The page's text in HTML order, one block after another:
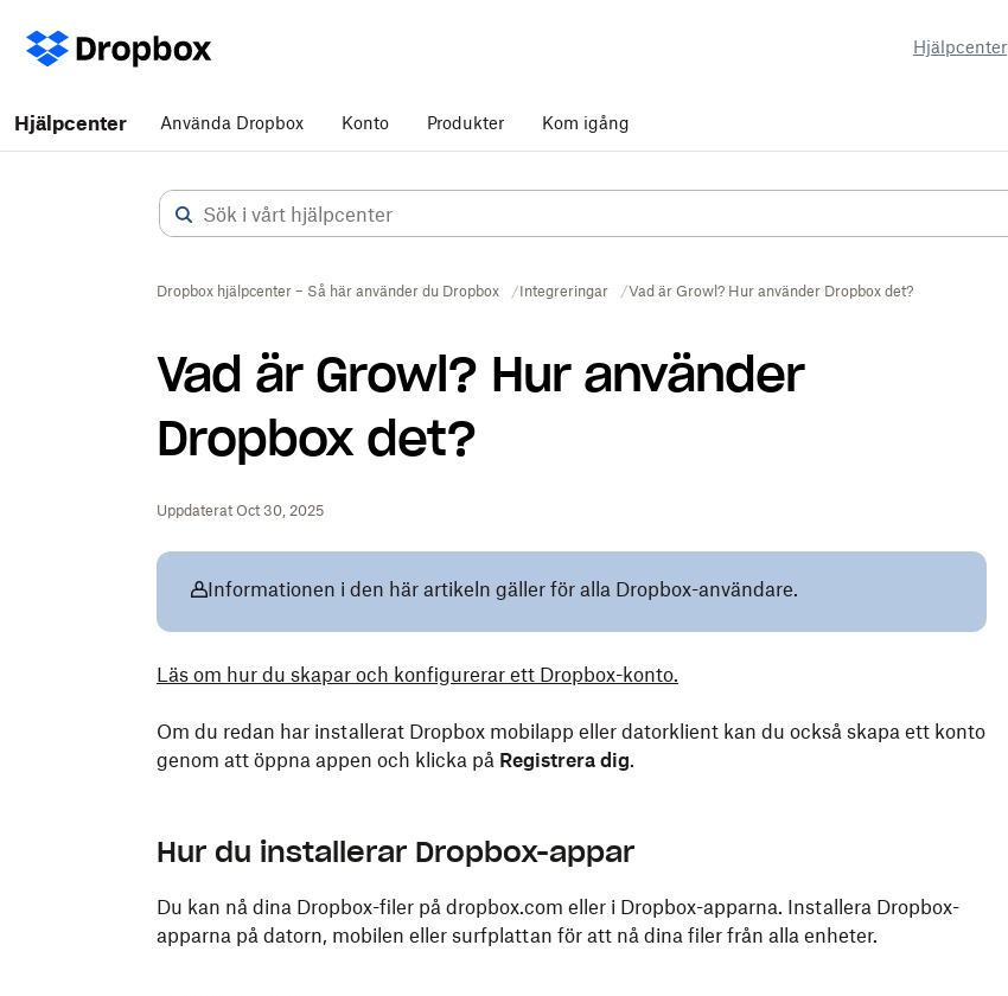
Hjälpcenter
Hjälpcenter Använda Dropbox Konto Produkter Kom igång
Dropbox hjälpcenter – Så här använder du Dropbox Integreringar Vad är Growl? Hur använder Dropbox det?
Vad är Growl? Hur använder
Dropbox det?
Uppdaterat Oct 30, 2025
Informationen i den här artikeln gäller för alla Dropbox-användare.
Läs om hur du skapar och konfigurerar ett Dropbox-konto.
Om du redan har installerat Dropbox mobilapp eller datorklient kan du också skapa ett konto
genom att öppna appen och klicka på Registrera dig.
Hur du installerar Dropbox-appar
Du kan nå dina Dropbox-filer på dropbox.com eller i Dropbox-apparna. Installera Dropbox-
apparna på datorn, mobilen eller surfplattan för att nå dina filer från alla enheter.